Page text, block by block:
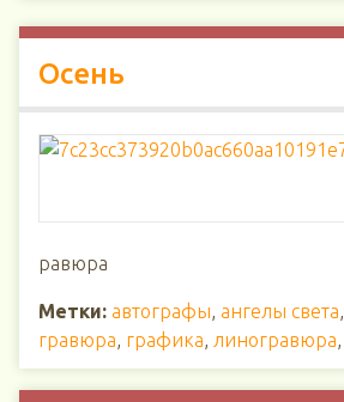
Осень
равюра
Метки: автографы, ангелы света,
гравюра, графика, линогравюра,